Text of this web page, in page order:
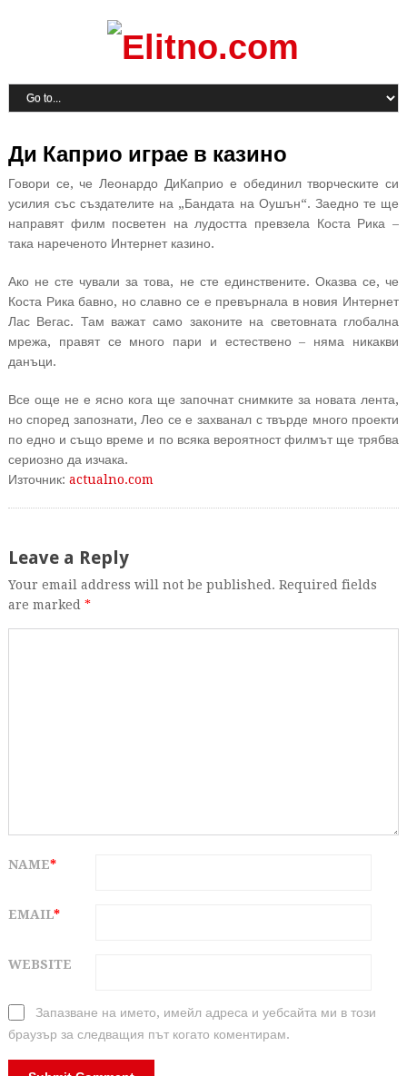
Ди Каприо играе в казино
Говори се, че Леонардо ДиКаприо е обединил творческите си
усилия със създателите на „Бандата на Оушън“. Заедно те ще
направят филм посветен на лудостта превзела Коста Рика –
така нареченото Интернет казино.
Ако не сте чували за това, не сте единствените. Оказва се, че
Коста Рика бавно, но славно се е превърнала в новия Интернет
Лас Вегас. Там важат само законите на световната глобална
мрежа, правят се много пари и естествено – няма никакви
данъци.
Все още не е ясно кога ще започнат снимките за новата лента,
но според запознати, Лео се е захванал с твърде много проекти
по едно и също време и по всяка вероятност филмът ще трябва
сериозно да изчака.
Източник: actualno.com
Leave a Reply
Your email address will not be published. Required fields
are marked *
NAME*
EMAIL*
WEBSITE
Запазване на името, имейл адреса и уебсайта ми в този
браузър за следващия път когато коментирам.